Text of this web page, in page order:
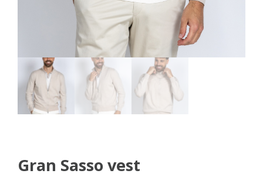
Gran Sasso vest